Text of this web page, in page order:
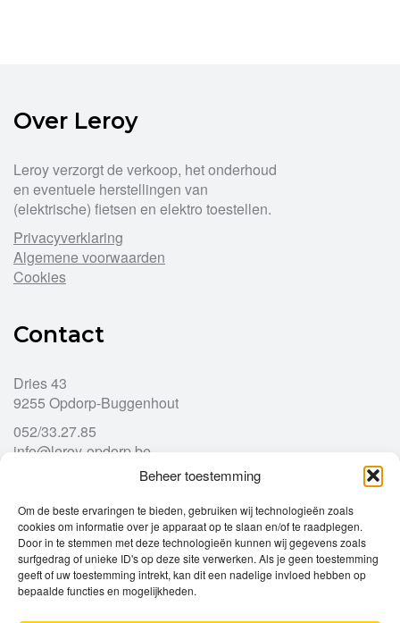
Beheer toestemming
Om de beste ervaringen te bieden, gebruiken wij technologieën zoals
cookies om informatie over je apparaat op te slaan en/of te raadplegen.
Door in te stemmen met deze technologieën kunnen wij gegevens zoals
surfgedrag of unieke ID's op deze site verwerken. Als je geen toestemming
geeft of uw toestemming intrekt, kan dit een nadelige invloed hebben op
bepaalde functies en mogelijkheden.
Over Leroy
Leroy verzorgt de verkoop, het onderhoud
en eventuele herstellingen van
(elektrische) fietsen en elektro toestellen.
Privacyverklaring
Algemene voorwaarden
Cookies
Contact
Dries 43
9255 Opdorp-Buggenhout
052/33.27.85
info@leroy-opdorp.be
Openingsuren
Ma
gesloten
Di
9u – 12u
13u – 18u00
Wo
9u – 12u
13u – 18u00
Do
9u – 12u 13u – 18u00